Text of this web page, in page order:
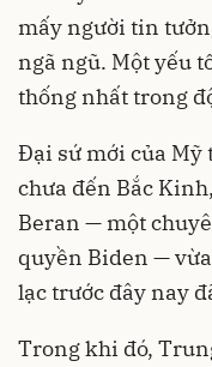
mấy người tin
ngã ngũ. Một yếu
thống nhất trong
Đại sứ mới của Mỹ
chưa đến Bắc
Beran — một
quyền Biden —
lạc trước đây nay
Trong khi đó,